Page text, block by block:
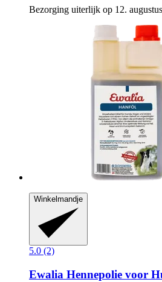
Bezorging uiterlijk op 12. augustus
Winkelmandje
5.0 (2)
Ewalia Hennepolie voor